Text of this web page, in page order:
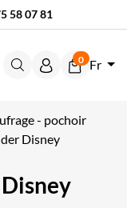
58 07 81
0 Fr
- pochoir
Disney